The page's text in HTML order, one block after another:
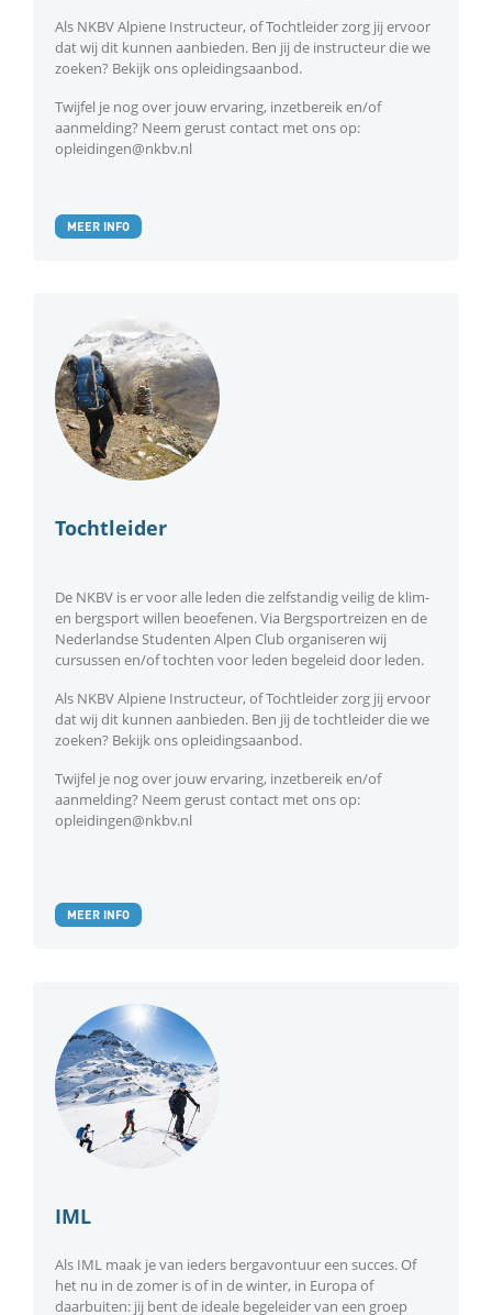
Als NKBV Alpiene Instructeur, of Tochtleider zorg jij ervoor
dat wij dit kunnen aanbieden. Ben jij de instructeur die we
zoeken? Bekijk ons opleidingsaanbod.
Twijfel je nog over jouw ervaring, inzetbereik en/of
aanmelding? Neem gerust contact met ons op:
opleidingen@nkbv.nl
MEER INFO
Tochtleider
De NKBV is er voor alle leden die zelfstandig veilig de klim-
en bergsport willen beoefenen. Via Bergsportreizen en de
Nederlandse Studenten Alpen Club organiseren wij
cursussen en/of tochten voor leden begeleid door leden.
Als NKBV Alpiene Instructeur, of Tochtleider zorg jij ervoor
dat wij dit kunnen aanbieden. Ben jij de tochtleider die we
zoeken? Bekijk ons opleidingsaanbod.
Twijfel je nog over jouw ervaring, inzetbereik en/of
aanmelding? Neem gerust contact met ons op:
opleidingen@nkbv.nl
MEER INFO
IML
Als IML maak je van ieders bergavontuur een succes. Of
het nu in de zomer is of in de winter, in Europa of
daarbuiten: jij bent de ideale begeleider van een groep